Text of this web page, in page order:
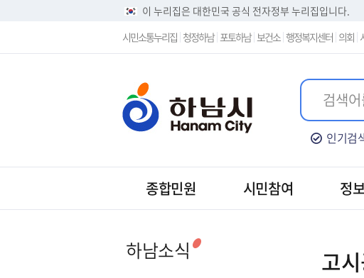
이 누리집은 대한민국 공식 전자정부 누리집입니다.
시민소통누리집 청정하남 포토하남 보건소 행정복지센터 의회
인기검
종합민원 시민참여 정
열린시정
하남소식 고